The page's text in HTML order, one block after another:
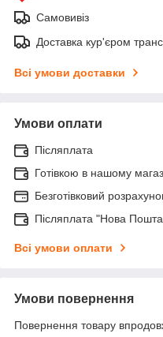
Самовивіз
Доставка кур'єром
Всі умови доставки
Умови оплати
Післяплата
Готівкою в нашому
Безготівковий
Післяплата "Нова
Всі умови оплати
Умови повернення
Повернення товару